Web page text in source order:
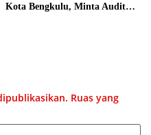
Kota Bengkulu, Minta Audit
Ruas yang